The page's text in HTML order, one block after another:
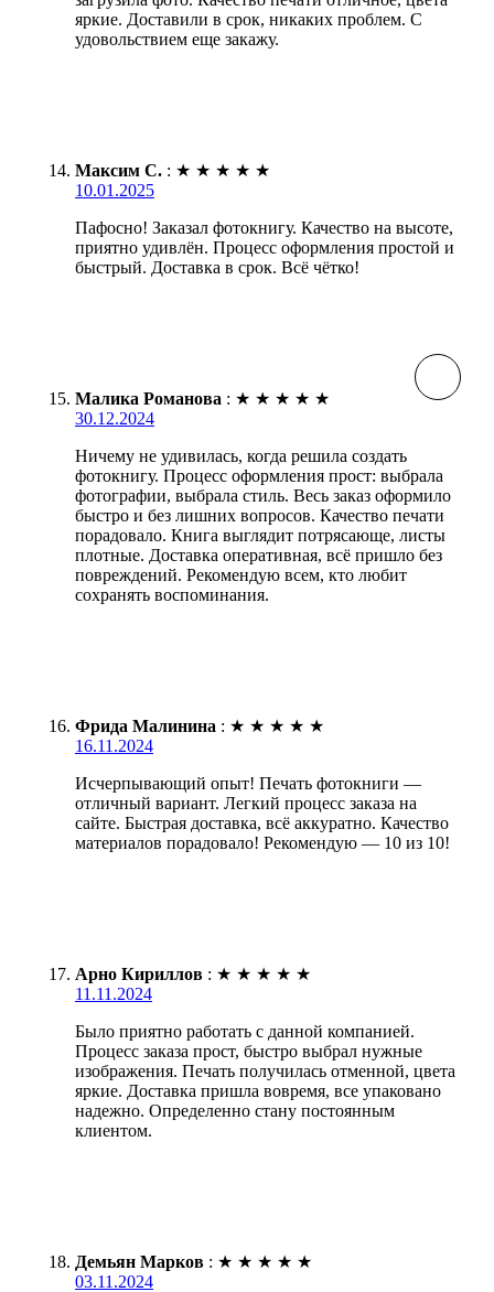
яркие. Доставили в срок, никаких проблем. С
удовольствием еще закажу.
Максим С. : ★ ★ ★ ★ ★
10.01.2025
Пафосно! Заказал фотокнигу. Качество на высоте,
приятно удивлён. Процесс оформления простой и
быстрый. Доставка в срок. Всё чётко!
Малика Романова : ★ ★ ★ ★ ★
30.12.2024
Ничему не удивилась, когда решила создать
фотокнигу. Процесс оформления прост: выбрала
фотографии, выбрала стиль. Весь заказ оформило
быстро и без лишних вопросов. Качество печати
порадовало. Книга выглядит потрясающе, листы
плотные. Доставка оперативная, всё пришло без
повреждений. Рекомендую всем, кто любит
сохранять воспоминания.
Фрида Малинина : ★ ★ ★ ★ ★
16.11.2024
Исчерпывающий опыт! Печать фотокниги —
отличный вариант. Легкий процесс заказа на
сайте. Быстрая доставка, всё аккуратно. Качество
материалов порадовало! Рекомендую — 10 из 10!
Арно Кириллов : ★ ★ ★ ★ ★
11.11.2024
Было приятно работать с данной компанией.
Процесс заказа прост, быстро выбрал нужные
изображения. Печать получилась отменной, цвета
яркие. Доставка пришла вовремя, все упаковано
надежно. Определенно стану постоянным
клиентом.
Демьян Марков : ★ ★ ★ ★ ★
03.11.2024